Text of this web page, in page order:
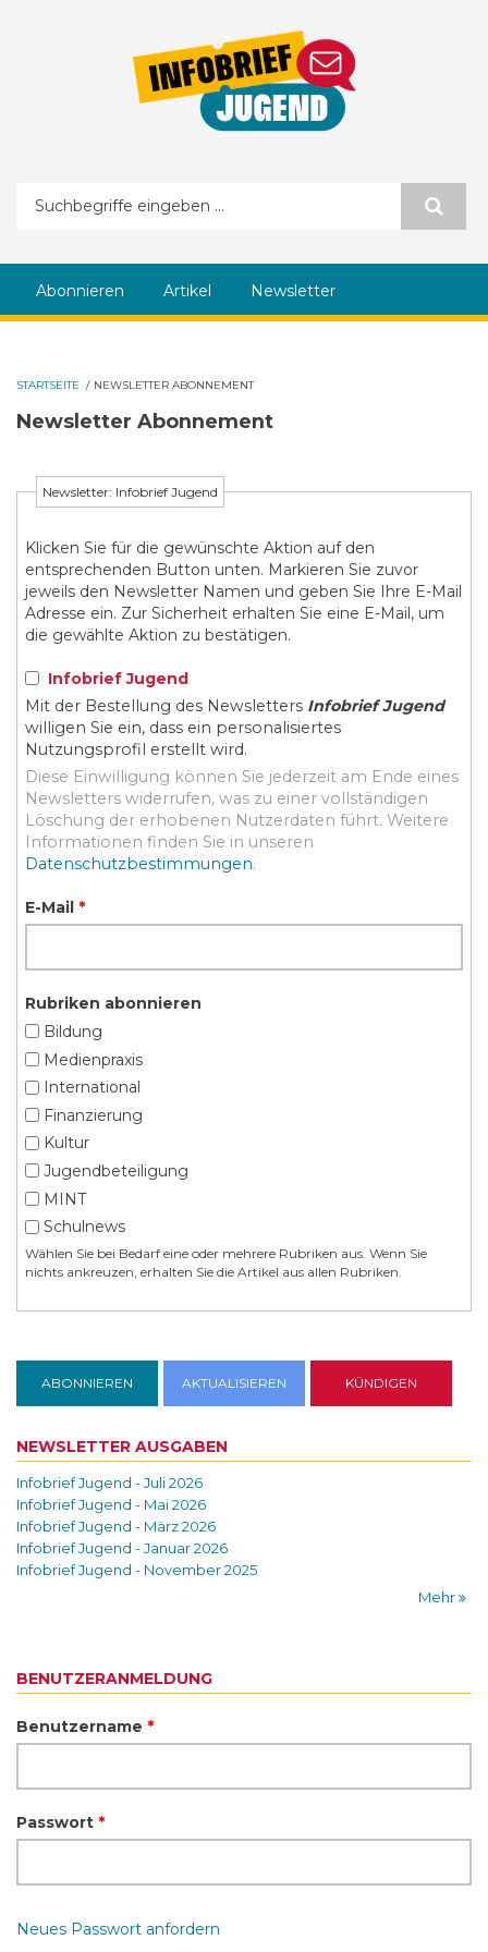
Suchformular
Abonnieren Artikel Newsletter
STARTSEITE / NEWSLETTER ABONNEMENT
Newsletter Abonnement
Newsletter: Infobrief Jugend
Klicken Sie für die gewünschte Aktion auf den
entsprechenden Button unten. Markieren Sie zuvor
jeweils den Newsletter Namen und geben Sie Ihre E-Mail
Adresse ein. Zur Sicherheit erhalten Sie eine E-Mail, um
die gewählte Aktion zu bestätigen.
Infobrief Jugend
Mit der Bestellung des Newsletters Infobrief Jugend
willigen Sie ein, dass ein personalisiertes
Nutzungsprofil erstellt wird.
Diese Einwilligung können Sie jederzeit am Ende eines
Newsletters widerrufen, was zu einer vollständigen
Löschung der erhobenen Nutzerdaten führt. Weitere
Informationen finden Sie in unseren
Datenschutzbestimmungen.
E-Mail *
Rubriken abonnieren
Bildung
Medienpraxis
International
Finanzierung
Kultur
Jugendbeteiligung
MINT
Schulnews
Wählen Sie bei Bedarf eine oder mehrere Rubriken aus. Wenn Sie
nichts ankreuzen, erhalten Sie die Artikel aus allen Rubriken.
NEWSLETTER AUSGABEN
Infobrief Jugend - Juli 2026
Infobrief Jugend - Mai 2026
Infobrief Jugend - März 2026
Infobrief Jugend - Januar 2026
Infobrief Jugend - November 2025
Mehr
BENUTZERANMELDUNG
Benutzername *
Passwort *
Neues Passwort anfordern